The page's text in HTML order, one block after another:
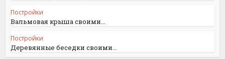
Постройки
Вальмовая крыша своими...
Постройки
Деревянные беседки своими...